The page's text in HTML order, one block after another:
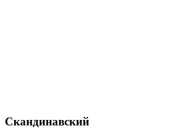
Скандинавский